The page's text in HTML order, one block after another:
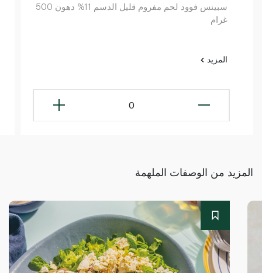
سبينس فوود لحم مفروم قليل الدسم 11% دهون 500
غرام
المزيد
0
المزيد من الوصفات الملهمة